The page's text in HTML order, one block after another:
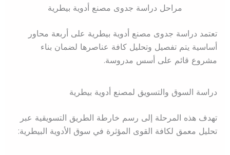
مراحل دراسة جدوى مصنع أدوية بيطرية
تعتمد دراسة جدوى مصنع أدوية بيطرية على أربعة محاور
أساسية يتم تفصيل وتحليل كافة عناصرها لضمان بناء
مشروع قائم على أسس مدروسة.
دراسة السوق والتسويق لمصنع أدوية بيطرية
تهدف هذه المرحلة إلى رسم خارطة الطريق التسويقية عبر
تحليل معمق لكافة القوى المؤثرة في سوق الأدوية البيطرية: